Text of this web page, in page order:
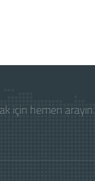
için hemen arayın.